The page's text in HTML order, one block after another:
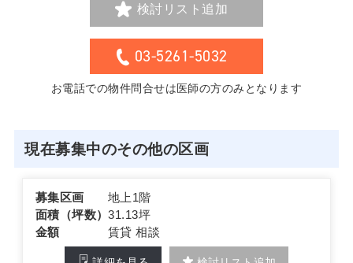
検討リスト追加
03-5261-5032
お電話での物件問合せは医師の方のみとなります
現在募集中のその他の区画
募集区画
地上1階
面積（坪数）31.13坪
金額
賃貸 相談